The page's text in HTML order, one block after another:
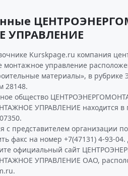
УПРАВЛЕНИЕ
Kurskpage.ru компания
монтажное управление
материалы», в
28148.
общество
УПРАВЛЕНИЕ находится в
с представителем организации
факс на номер +7(47131) 4-93-
официальный сайт
УПРАВЛЕНИЕ ОАО,